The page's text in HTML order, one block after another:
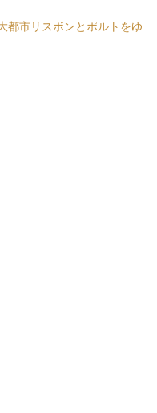
都市リスボンとポルトをゆ